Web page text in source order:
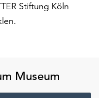
Stiftung Köln
Museum